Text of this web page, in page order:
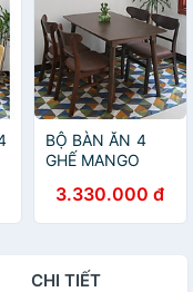
BỘ BÀN ĂN 4
GHẾ MANGO
3.330.000 đ
CHI TIẾT